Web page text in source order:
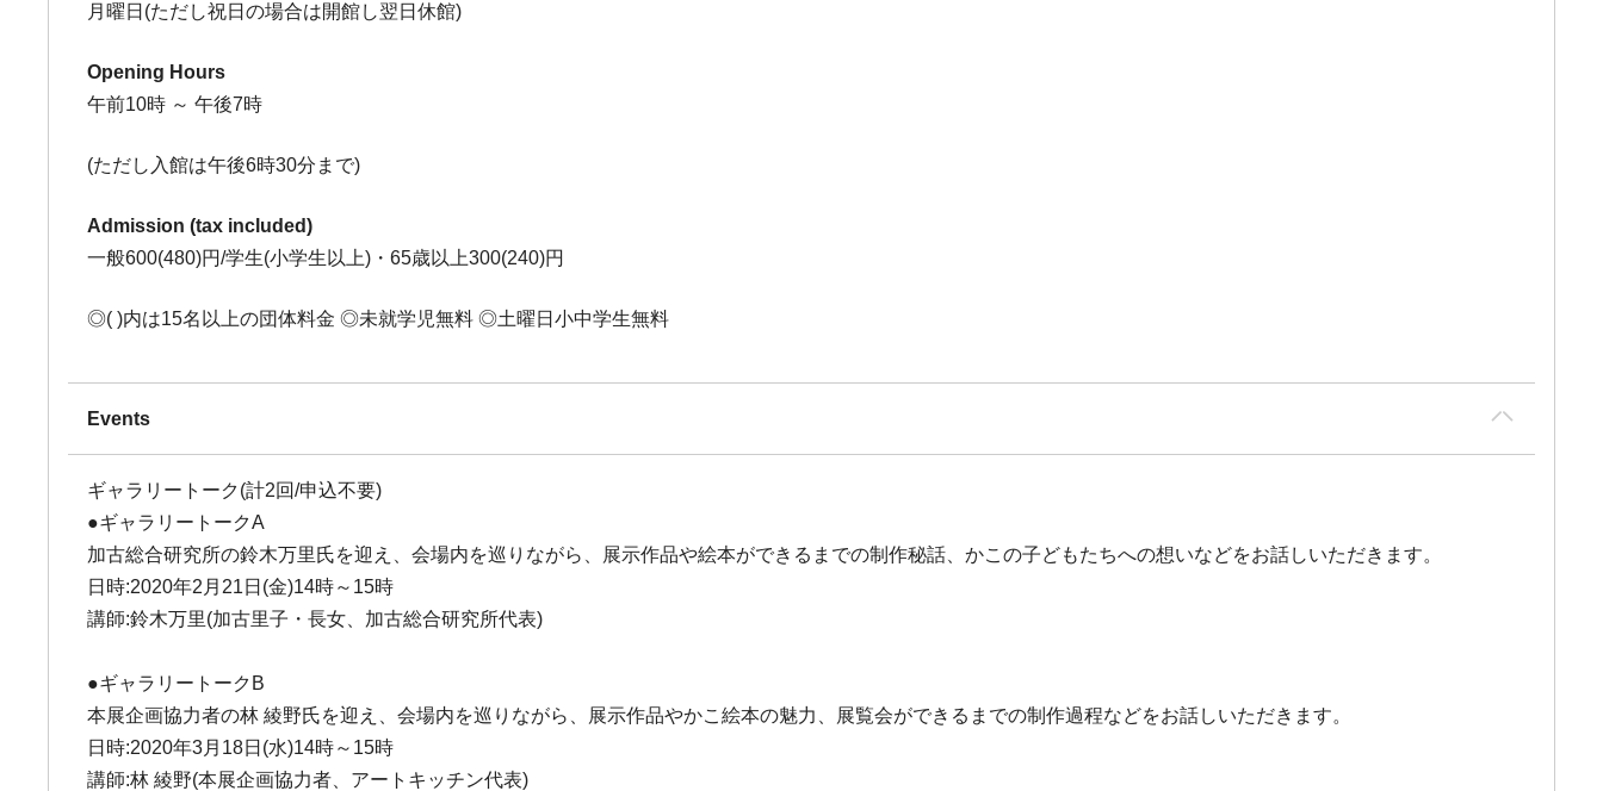
月曜日(ただし祝日の場合は開館し翌日休館)
Opening Hours
午前10時 ～ 午後7時
(ただし入館は午後6時30分まで)
Admission (tax included)
一般600(480)円/学生(小学生以上)・65歳以上300(240)円
◎( )内は15名以上の団体料金 ◎未就学児無料 ◎土曜日小中学生無料
Events
ギャラリートーク(計2回/申込不要)
●ギャラリートークA
加古総合研究所の鈴木万里氏を迎え、会場内を巡りながら、展示作品や絵本ができるまでの制作秘話、かこの子どもたちへの想いなどをお話しいただきます。
日時:2020年2月21日(金)14時～15時
講師:鈴木万里(加古里子・長女、加古総合研究所代表)
●ギャラリートークB
本展企画協力者の林 綾野氏を迎え、会場内を巡りながら、展示作品やかこ絵本の魅力、展覧会ができるまでの制作過程などをお話しいただきます。
日時:2020年3月18日(水)14時～15時
講師:林 綾野(本展企画協力者、アートキッチン代表)